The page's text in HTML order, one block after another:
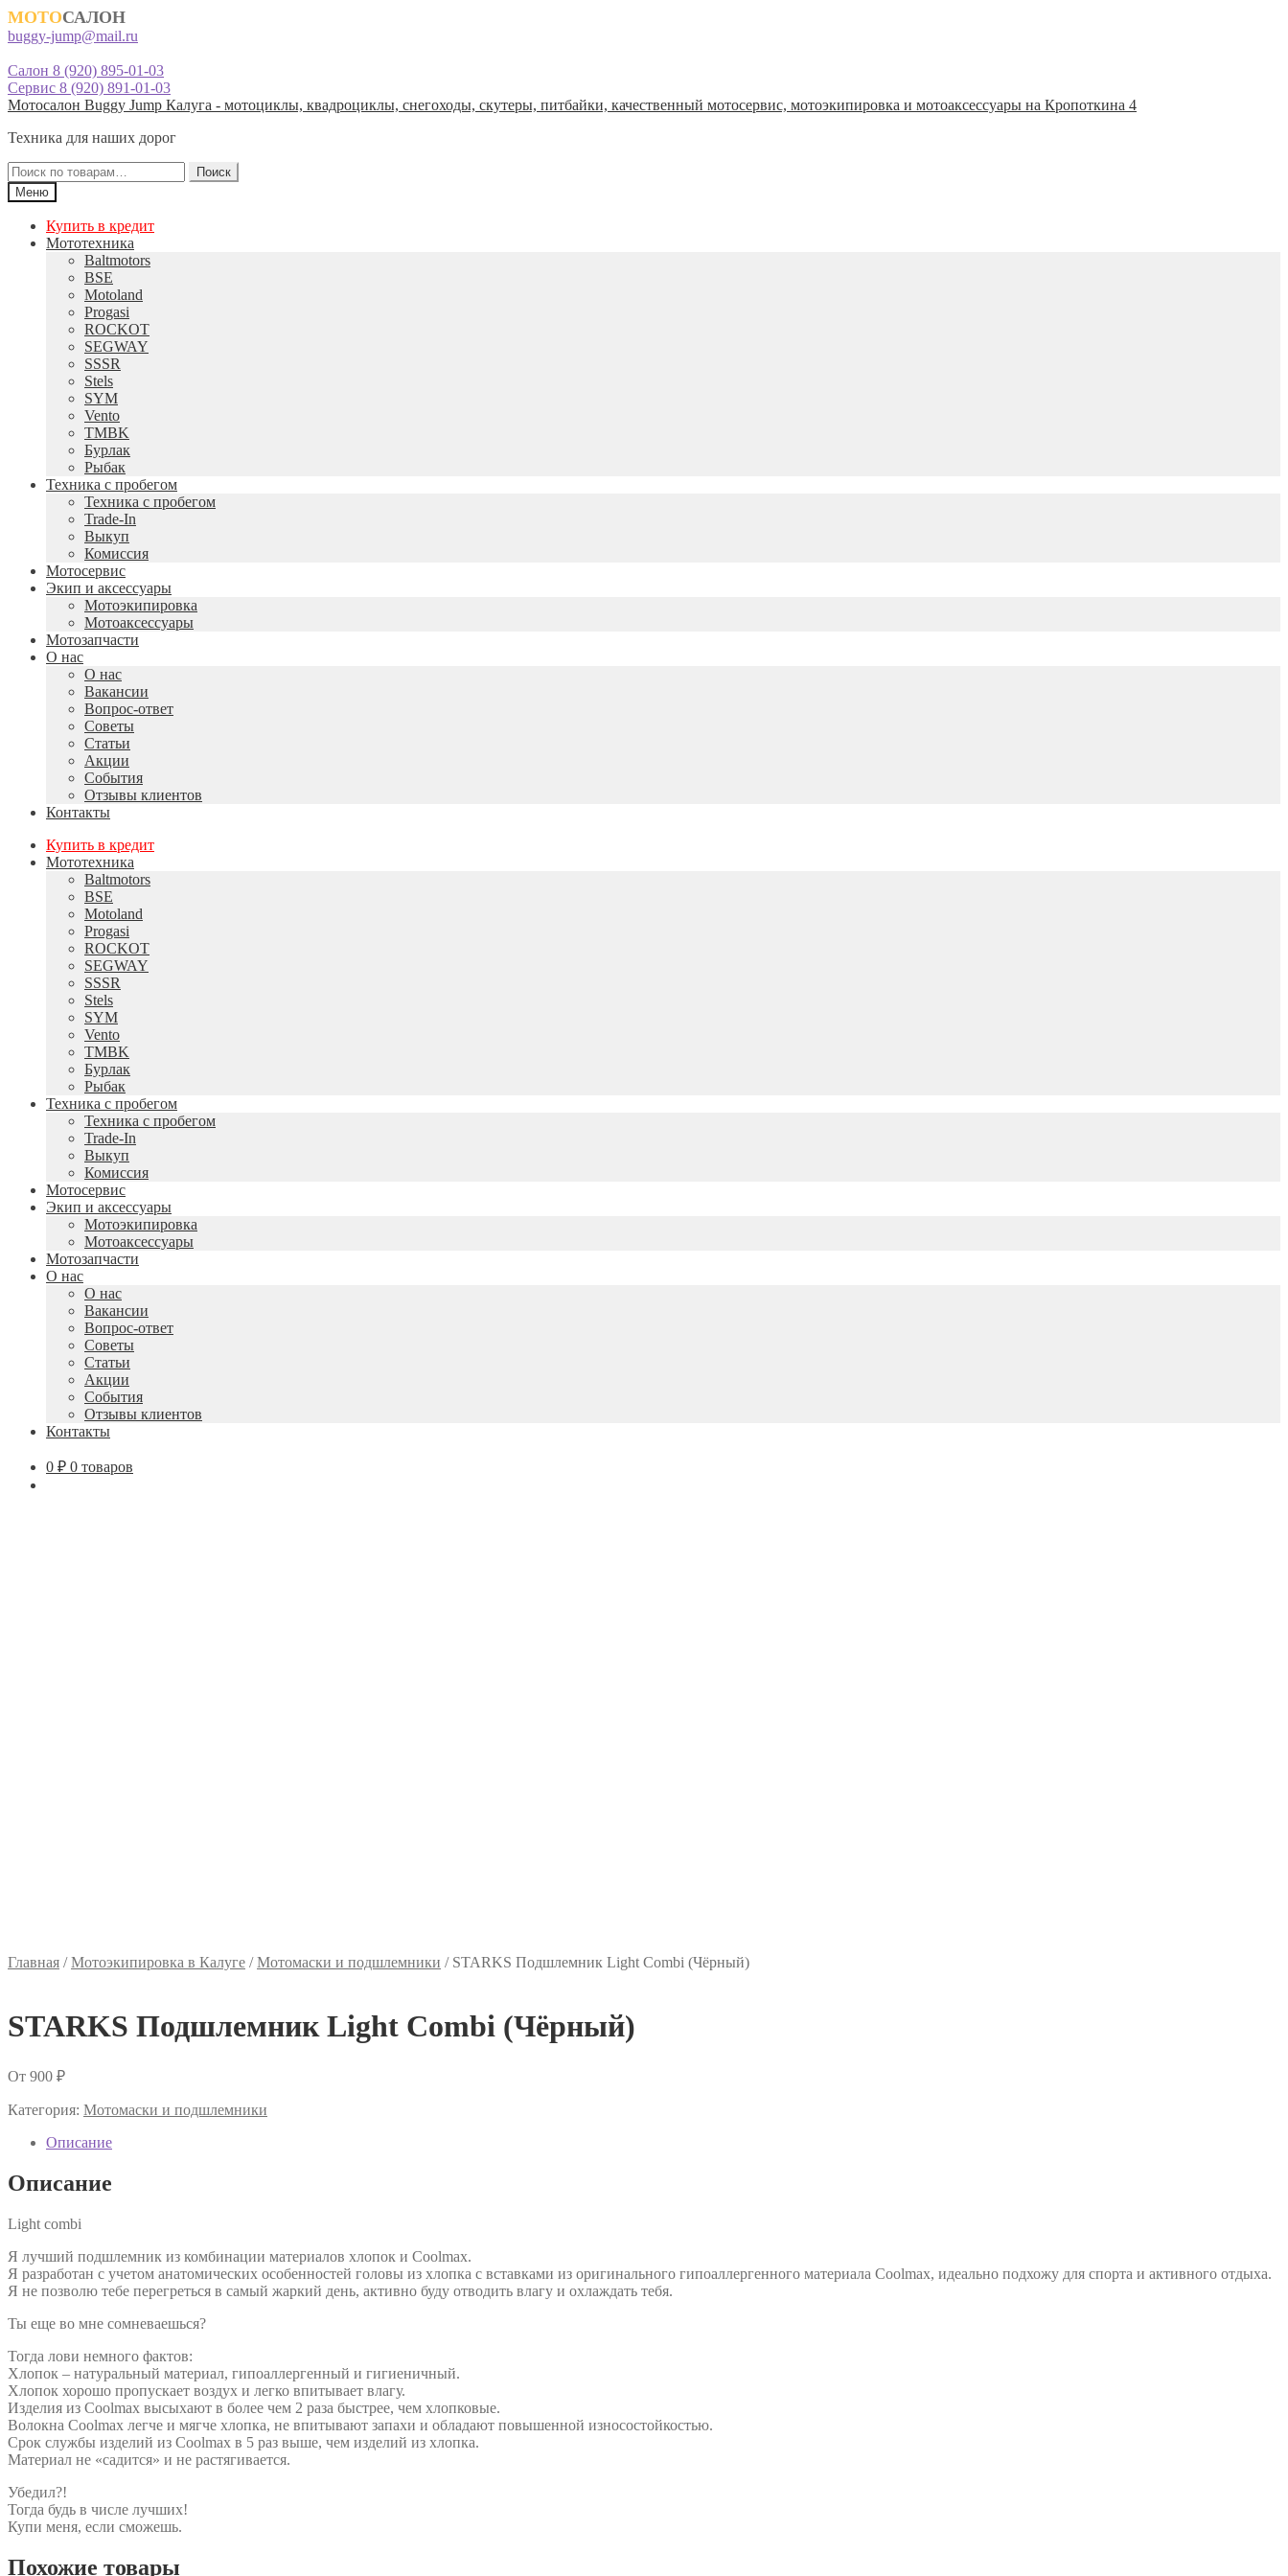
МОТОСАЛОН
buggy-jump@mail.ru
Салон 8 (920) 895-01-03
Сервис 8 (920) 891-01-03
Перейти
навигации
Перейти
содержимому
Мотосалон Buggy Jump Калуга - мотоциклы, квадроциклы, снегоходы, скутеры, питбайки, качественный мотосервис, мотоэкипировка и мотоаксессуары на Кропоткина 4
Техника для наших дорог
Искать:
Поиск
Меню
Купить в кредит
Мототехника
Baltmotors
BSE
Motoland
Progasi
ROCKOT
SEGWAY
SSSR
Stels
SYM
Vento
TMBK
Бурлак
Рыбак
Техника с пробегом
Техника с пробегом
Trade-In
Выкуп
Комиссия
Мотосервис
Экип и аксессуары
Мотоэкипировка
Мотоаксессуары
Мотозапчасти
О нас
О нас
Вакансии
Вопрос-ответ
Советы
Статьи
Акции
События
Отзывы клиентов
Контакты
Купить в кредит
Мототехника
Baltmotors
BSE
Motoland
Progasi
ROCKOT
SEGWAY
SSSR
Stels
SYM
Vento
TMBK
Бурлак
Рыбак
Техника с пробегом
Техника с пробегом
Trade-In
Выкуп
Комиссия
Мотосервис
Экип и аксессуары
Мотоэкипировка
Мотоаксессуары
Мотозапчасти
О нас
О нас
Вакансии
Вопрос-ответ
Советы
Статьи
Акции
События
Отзывы клиентов
Контакты
0 ₽ 0 товаров
Главная /Мотоэкипировка в Калуге /Мотомаски и подшлемники / STARKS Подшлемник Light Combi (Чёрный)
STARKS Подшлемник Light Combi (Чёрный)
От 900 ₽
Категория: Мотомаски и подшлемники
Описание
Описание
Light combi
Я лучший подшлемник из комбинации материалов хлопок и Coolmax.
Я разработан с учетом анатомических особенностей головы из хлопка с вставками из оригинального гипоаллергенного материала Coolmax, идеально подхожу для спорта и активного отдыха.
Я не позволю тебе перегреться в самый жаркий день, активно буду отводить влагу и охлаждать тебя.
Ты еще во мне сомневаешься?
Тогда лови немного фактов:
Хлопок – натуральный материал, гипоаллергенный и гигиеничный.
Хлопок хорошо пропускает воздух и легко впитывает влагу.
Изделия из Coolmax высыхают в более чем 2 раза быстрее, чем хлопковые.
Волокна Coolmax легче и мягче хлопка, не впитывают запахи и обладают повышенной износостойкостью.
Срок службы изделий из Coolmax в 5 раз выше, чем изделий из хлопка.
Материал не «садится» и не растягивается.
Убедил?!
Тогда будь в числе лучших!
Купи меня, если сможешь.
Похожие товары